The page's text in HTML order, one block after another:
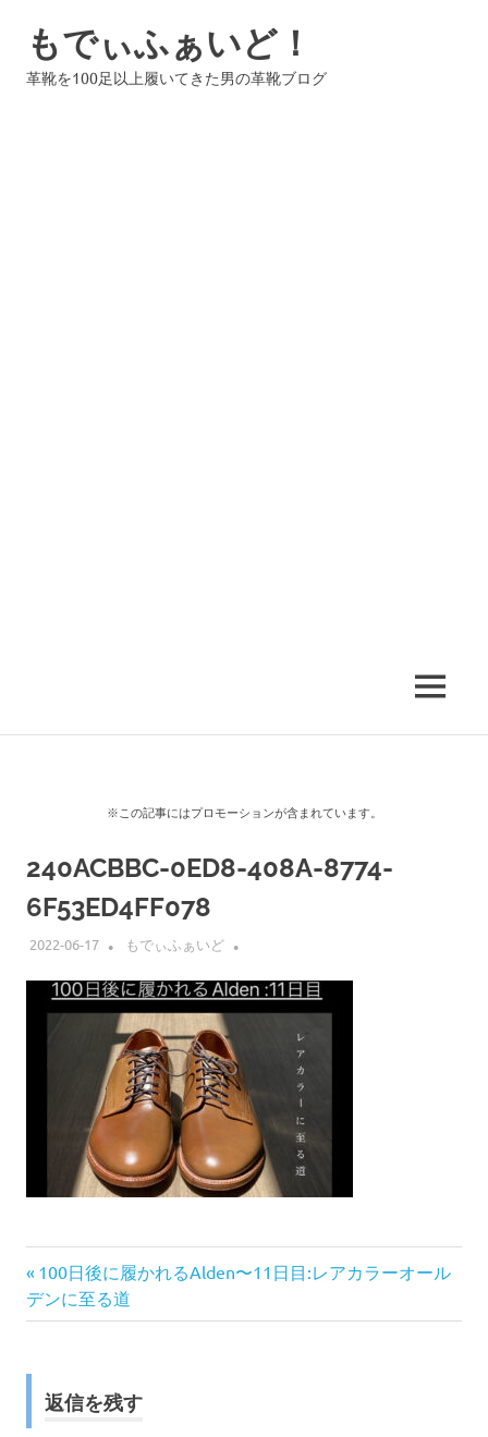
もでぃふぁいど！
革靴を100足以上履いてきた男の革靴ブログ
MENU
※この記事にはプロモーションが含まれています。
240ACBBC-0ED8-408A-8774-
6F53ED4FF078
2022-06-17 もでぃふぁいど
投
稿
ナ
ビ
前
の
記
100日後に履かれるAlden〜11日目:レアカラーオール
デンに至る道
返信を残す